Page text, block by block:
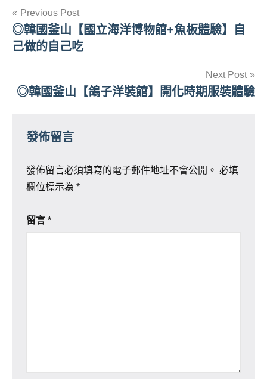
文
章
覽
Previous Post
◎韓國釜山【國立海洋博物館+魚板體驗】自
己做的自己吃
Next Post
◎韓國釜山【鴿子洋裝館】開化時期服裝體驗
發佈留言
發佈留言必須填寫的電子郵件地址不會公開。 必填
欄位標示為 *
留言 *